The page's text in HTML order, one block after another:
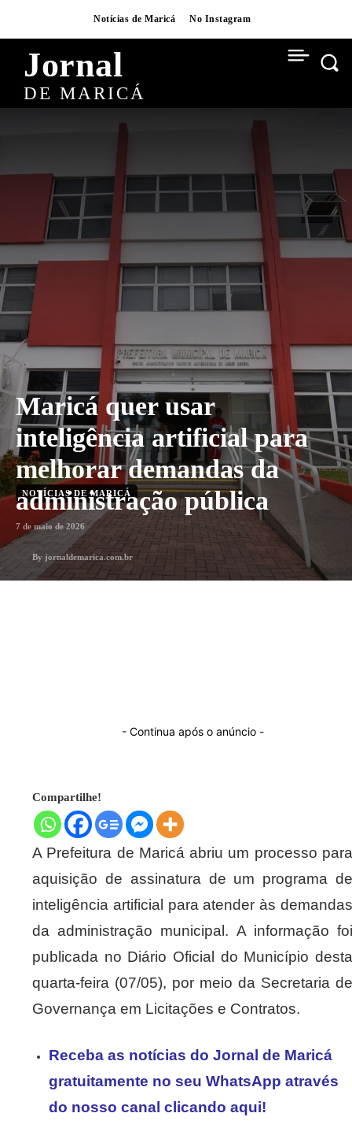
Notícias de Maricá No Instagram
Jornal
DE MARICÁ
Maricá quer usar
inteligência artificial para
melhorar demandas da
administração pública
NOTÍCIAS DE MARICÁ
7 de maio de 2026
By jornaldemarica.com.br
- Continua após o anúncio -
Compartilhe!
A Prefeitura de Maricá abriu um processo para
aquisição de assinatura de um programa de
inteligência artificial para atender às demandas
da administração municipal. A informação foi
publicada no Diário Oficial do Município desta
quarta-feira (07/05), por meio da Secretaria de
Governança em Licitações e Contratos.
Receba as notícias do Jornal de Maricá
gratuitamente no seu WhatsApp através
do nosso canal clicando aqui!